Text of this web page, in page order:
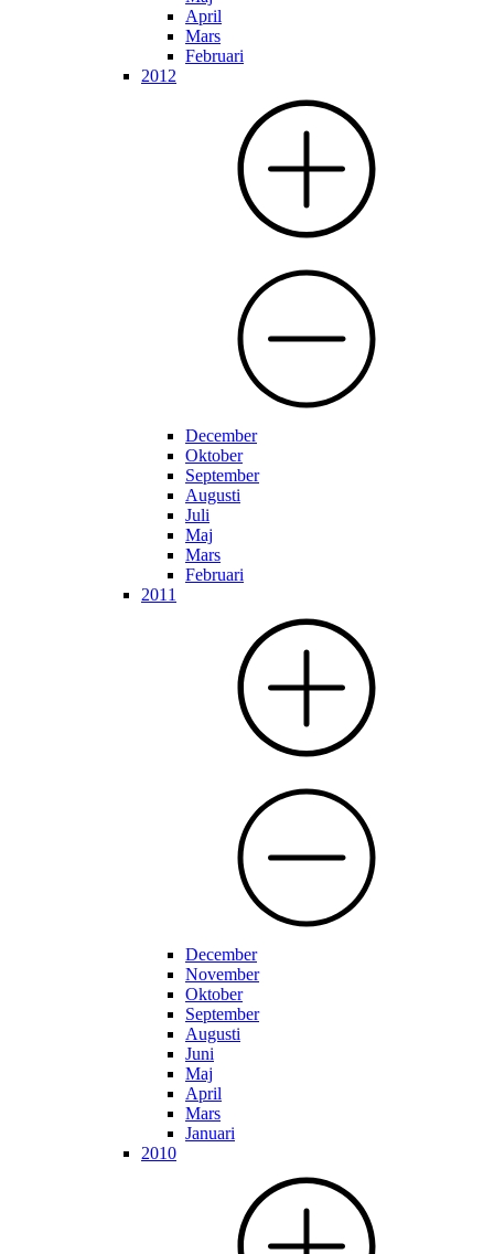
April
Mars
Februari
2012
December
Oktober
September
Augusti
Juli
Maj
Mars
Februari
2011
December
November
Oktober
September
Augusti
Juni
Maj
April
Mars
Januari
2010